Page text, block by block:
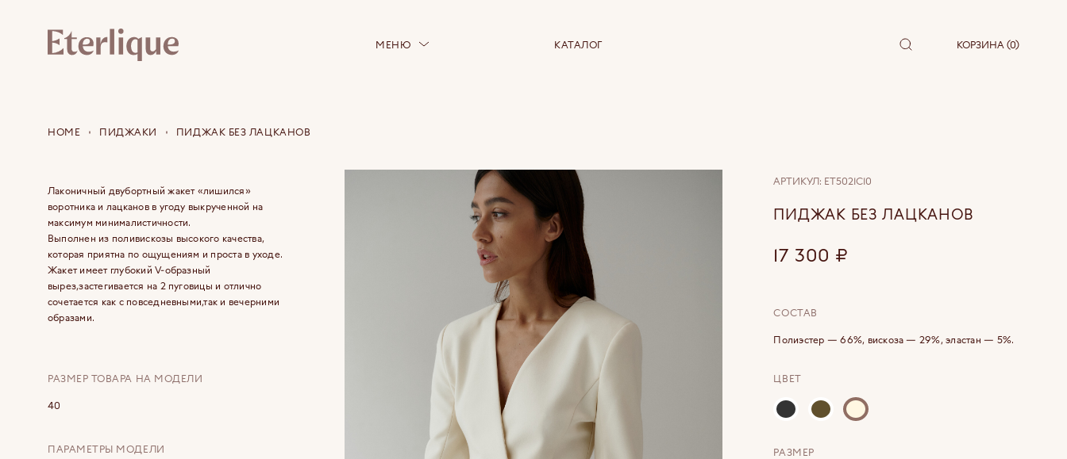
МЕНЮ КАТАЛОГ КОРЗИНА (0)
HOME ПИДЖАКИ ПИДЖАК БЕЗ ЛАЦКАНОВ
Лаконичный двубортный жакет «лишился»
воротника и лацканов в угоду выкрученной на
максимум минималистичности.
Выполнен из поливискозы высокого качества,
которая приятна по ощущениям и проста в уходе.
Жакет имеет глубокий V-образный
вырез,застегивается на 2 пуговицы и отлично
сочетается как с повседневными,так и вечерними
образами.
РАЗМЕР ТОВАРА НА МОДЕЛИ
40
ПАРАМЕТРЫ МОДЕЛИ
АРТИКУЛ: ET5021C10
ПИДЖАК БЕЗ ЛАЦКАНОВ
17 300 ₽
СОСТАВ
Полиэстер — 66%, вискоза — 29%, эластан — 5%.
ЦВЕТ
РАЗМЕР